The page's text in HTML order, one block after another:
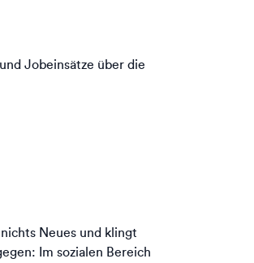
Jobeinsätze über die
Neues und klingt
Im sozialen Bereich